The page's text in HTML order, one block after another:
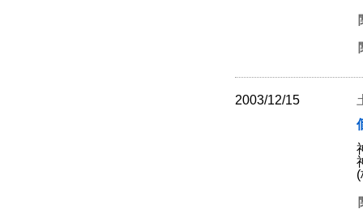
2003/12/15